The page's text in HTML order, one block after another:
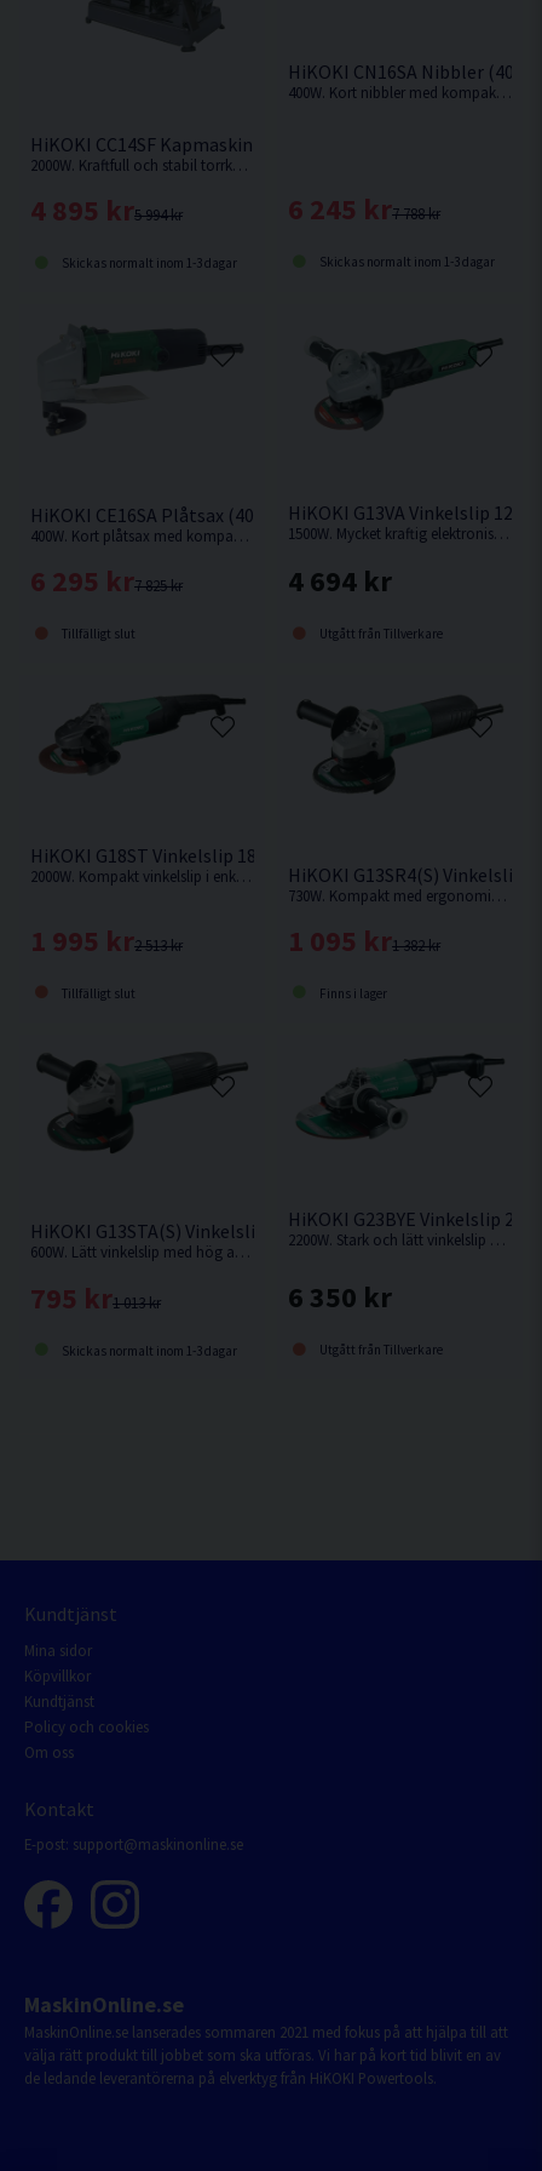
HiKOKI CC14SF Kapmaskin 355mm (2000W)
2000W. Kraftfull och stabil torrkapmaskin med hög kapacitet och kraftig motor. Kapmaskin för metall.
5 994 kr
4 895 kr
Skickas normalt inom 1-3 dagar
HiKOKI CN16SA Nibbler
400W. Kort nibbler med kompakt maskinkropp från Hikoki
7 788 kr
6 245 kr
Skickas normalt inom 1-3 dagar
HiKOKI CE16SA Plåtsax (400W)
400W. Kort plåtsax med kompakt maskinkropp från Hikoki
7 825 kr
6 295 kr
Tillfälligt slut
HiKOKI G13VA Vinkelslip
1500W. Mycket kraftig elektronisk vinkelslip med vibrationsdämpat vinklat stödhandtag.
4 694 kr
Utgått från Tillverkare
HiKOKI G18ST Vinkelslip 180MM (2000W)
2000W. Kompakt vinkelslip i enkelt utförande med kraftfull motor.
2 513 kr
1 995 kr
Tillfälligt slut
HiKOKI G13SR4(S) Vinkelslip
730W. Kompakt med ergonomiskt smalt grepp och vinklat stödhandtag
1 382 kr
1 095 kr
Finns i lager
HiKOKI G13STA(S) Vinkelslip 125MM (600W)
600W. Lätt vinkelslip med hög avverkning
1 013 kr
795 kr
Skickas normalt inom 1-3 dagar
HiKOKI G23BYE Vinkelslip
2200W. Stark och lätt vinkelslip med kolborstfri motor säkerställer arbete utan avbrott.
6 350 kr
Utgått från Tillverkare
Kundtjänst
Mina sidor
Köpvillkor
Kundtjänst
Policy och cookies
Om oss
Kontakt
E-post: support@maskinonline.se
MaskinOnline.se
MaskinOnline.se lanserades sommaren 2021 med fokus på att hjälpa till att
välja rätt produkt till jobbet som ska utföras. Vi har på kort tid blivit en av
de ledande leverantörerna på elverktyg från HiKOKI Powertools.